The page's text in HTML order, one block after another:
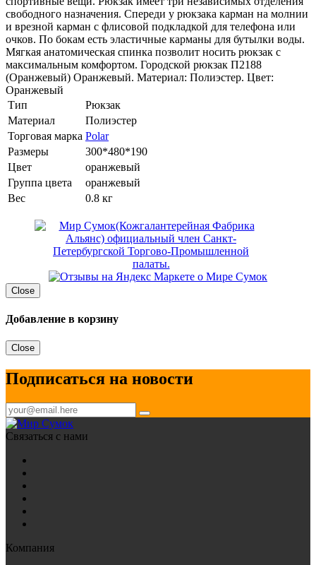
свободного назначения. Спереди у рюкзака карман на молнии
и врезной карман с флисовой подкладкой для телефона или
очков. По бокам есть эластичные карманы для бутылки воды.
Мягкая анатомическая спинка позволит носить рюкзак с
максимальным комфортом. Городской рюкзак П2188
(Оранжевый) Оранжевый. Материал: Полиэстер. Цвет:
Оранжевый
Тип
Рюкзак
Материал
Полиэстер
Торговая марка Polar
Размеры
300*480*190
Цвет
оранжевый
Группа цвета
оранжевый
Вес
0.8 кг
Close
Добавление в корзину
Close
Подписаться на новости
Связаться с нами
Компания